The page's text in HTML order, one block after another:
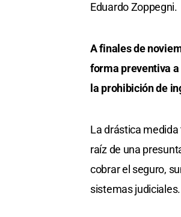
Eduardo Zoppegni.
A finales de
forma preventiva a
la prohibición de
La drástica
raíz de una
cobrar el seguro,
sistemas judiciales.